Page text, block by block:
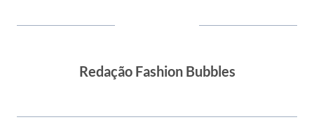
Redação Fashion Bubbles